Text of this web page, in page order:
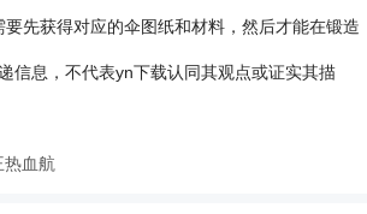
先获得对应的伞图纸和材料，然后才能在锻造
信息，不代表yn下载认同其观点或证实其描
热血航